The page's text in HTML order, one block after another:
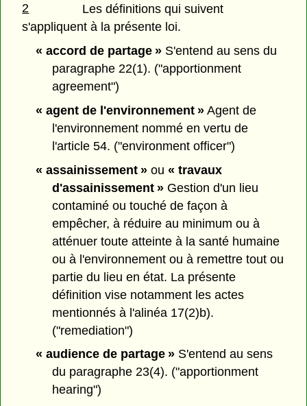
2
Les définitions qui suivent
s'appliquent à la présente loi.
« accord de partage » S'entend au sens du
paragraphe 22(1). ("apportionment
agreement")
« agent de l'environnement »Agent de
l'environnement nommé en vertu de
l'article 54. ("environment officer")
« assainissement »ou « travaux
d'assainissement » Gestion d'un lieu
contaminé ou touché de façon à
empêcher, à réduire au minimum ou à
atténuer toute atteinte à la santé humaine
ou à l'environnement ou à remettre tout ou
partie du lieu en état. La présente
définition vise notamment les actes
mentionnés à l'alinéa 17(2)b).
("remediation")
« audience de partage » S'entend au sens
du paragraphe 23(4). ("apportionment
hearing")